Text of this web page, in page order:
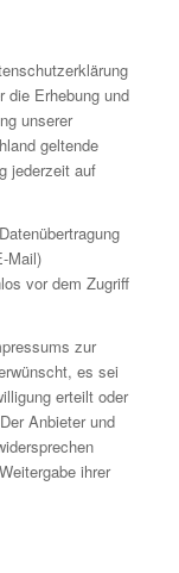
die Erhebung und
unserer
geltende
jederzeit auf
Mail)
vor dem Zugriff
zur
es sei
erteilt oder
Anbieter und
ihrer